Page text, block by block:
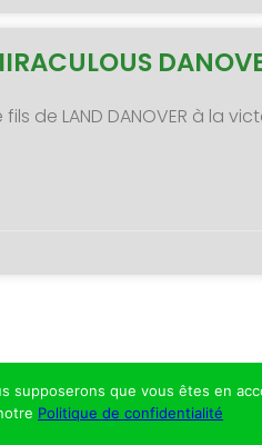
fils de LAND DANOVER à la
supposerons que vous êtes en
Politique de confidentialité